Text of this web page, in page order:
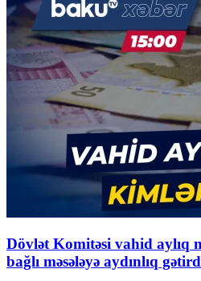
Dövlət Komitəsi vahid aylıq
bağlı məsələyə aydınlıq